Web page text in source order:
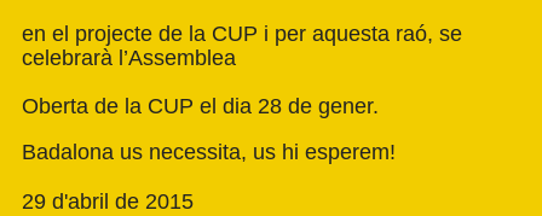
en el projecte de la CUP i per aquesta raó, se
celebrarà l’Assemblea
Oberta de la CUP el dia 28 de gener.
Badalona us necessita, us hi esperem!
29 d'abril de 2015